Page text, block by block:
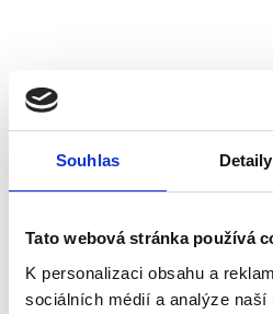
Souhlas Detaily
Tato webová stránka používá
K personalizaci obsahu a
sociálních médií a analýze
Grilovaná
Grilovaná zelenina
75,00Kč